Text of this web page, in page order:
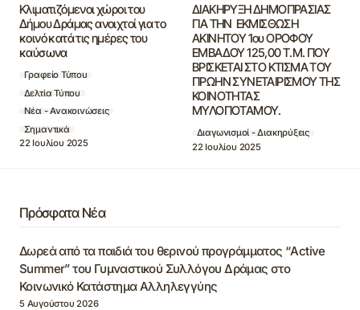
Κλιματιζόμενοι χώροι του
Δήμου Δράμας ανοιχτοί για το
κοινό κατά τις ημέρες του
καύσωνα
Γραφείο Τύπου
Δελτία Τύπου
Νέα - Ανακοινώσεις
Σημαντικά
22 Ιουλίου 2025
ΔΙΑΚΗΡΥΞΗ ΔΗΜΟΠΡΑΣΙΑΣ
ΓΙΑ ΤΗΝ ΕΚΜΙΣΘΩΣΗ
ΑΚΙΝΗΤΟΥ 1ου ΟΡΟΦΟΥ
ΕΜΒΑΔΟΥ 125,00 Τ.Μ. ΠΟΥ
ΒΡΙΣΚΕΤΑΙ ΣΤΟ ΚΤΙΣΜΑ ΤΟΥ
ΠΡΩΗΝ ΣΥΝΕΤΑΙΡΙΣΜΟΥ ΤΗΣ
ΚΟΙΝΟΤΗΤΑΣ
ΜΥΛΟΠΟΤΑΜΟΥ.
Διαγωνισμοί - Διακηρύξεις
22 Ιουλίου 2025
Πρόσφατα Νέα
Δωρεά από τα παιδιά του θερινού προγράμματος “Active
Summer” του Γυμναστικού Συλλόγου Δράμας στο
Κοινωνικό Κατάστημα Αλληλεγγύης
5 Αυγούστου 2026